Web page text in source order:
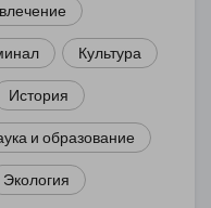
Культура
История
и образование
Экология